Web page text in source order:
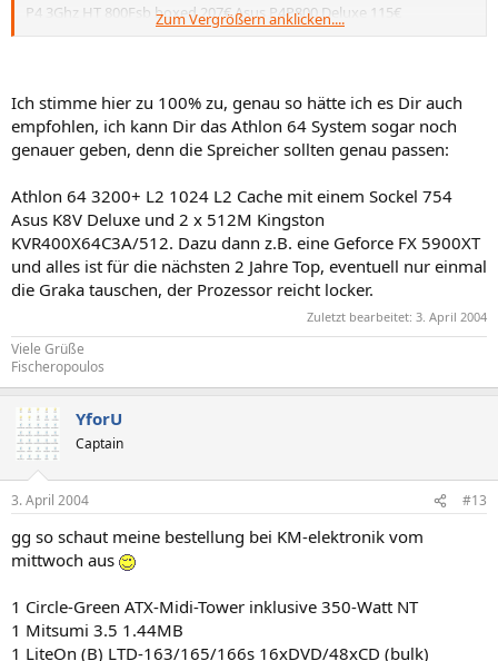
P4 3Ghz HT 800Fsb boxed 207€ Asus P4P800 Deluxe 115€
aufrüsten kannste aber bei beiden nicht besondertst viel.
3800+
Zum Vergrößern anklicken....
Ich stimme hier zu 100% zu, genau so hätte ich es Dir auch
empfohlen, ich kann Dir das Athlon 64 System sogar noch
genauer geben, denn die Spreicher sollten genau passen:
Athlon 64 3200+ L2 1024 L2 Cache mit einem Sockel 754
Asus K8V Deluxe und 2 x 512M Kingston
KVR400X64C3A/512. Dazu dann z.B. eine Geforce FX 5900XT
und alles ist für die nächsten 2 Jahre Top, eventuell nur einmal
die Graka tauschen, der Prozessor reicht locker.
Zuletzt bearbeitet: 3. April 2004
Viele Grüße
Fischeropoulos
YforU
Captain
3. April 2004 #13
gg so schaut meine bestellung bei KM-elektronik vom
mittwoch aus
1 Circle-Green ATX-Midi-Tower inklusive 350-Watt NT
1 Mitsumi 3.5 1.44MB
1 LiteOn (B) LTD-163/165/166s 16xDVD/48xCD (bulk)